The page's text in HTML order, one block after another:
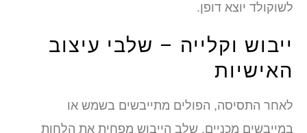
יוצא דופן.
וקלייה – שלבי עיצוב
התסיסה, הפולים מתייבשים בשמש או
מכניים. שלב הייבוש מפחית את הלחות